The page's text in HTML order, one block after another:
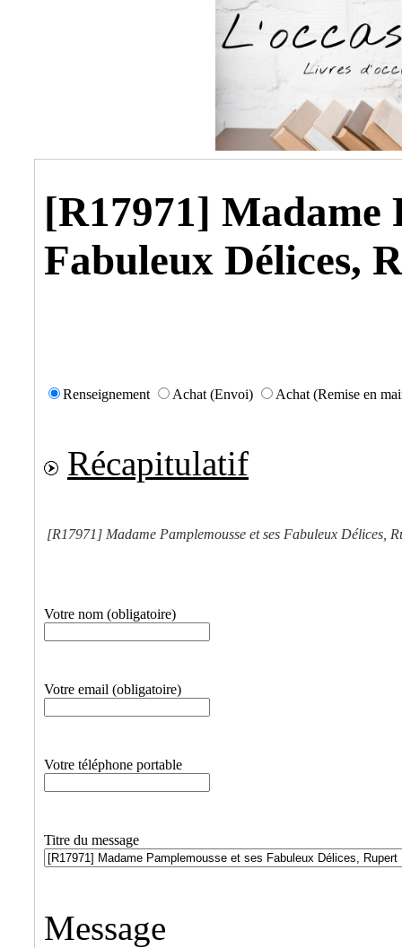
[R17971] Madame
Fabuleux Délices,
Renseignement Achat (Envoi) Achat (Remise en
Récapitulatif
[R17971] Madame Pamplemousse et ses Fabuleux Délices,
Votre nom (obligatoire)
Votre email (obligatoire)
Votre téléphone portable
Titre du message
Message